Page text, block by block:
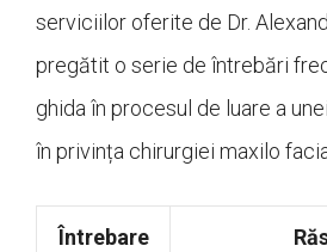
serviciilor oferite de Dr.
pregătit o serie de întrebări
ghida în procesul de luare a
în privința chirurgiei maxilo
Întrebare